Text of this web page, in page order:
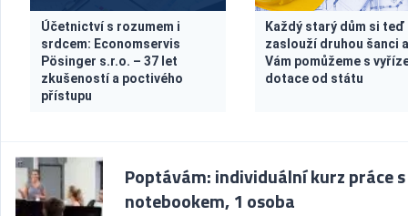
Účetnictví s rozumem i
srdcem: Economservis
Pösinger s.r.o. – 37 let
zkušeností a poctivého
přístupu
Každý starý dům si teď
zaslouží druhou šanci
Vám pomůžeme s
dotace od státu
Poptávám: individuální kurz práce s
notebookem, 1 osoba